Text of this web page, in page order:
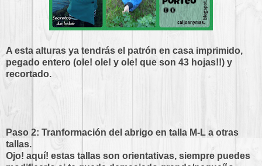
A esta alturas ya tendrás el patrón en casa imprimido,
pegado entero (ole! ole! y ole! que son 43 hojas!!) y
recortado.
Paso 2: Tranformación del abrigo en talla M-L a otras
tallas.
Ojo! aquí! estas tallas son orientativas, siempre puedes